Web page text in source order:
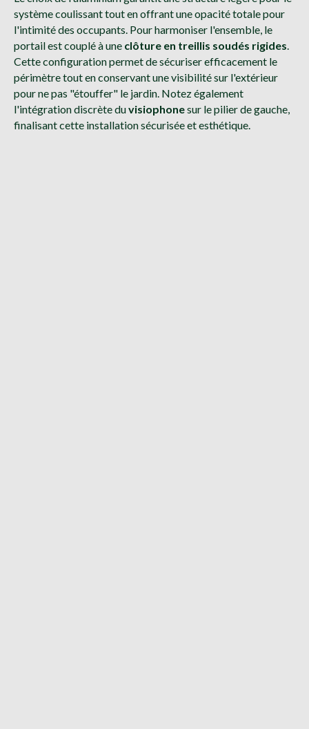
système coulissant tout en offrant une opacité totale pour
l'intimité des occupants. Pour harmoniser l'ensemble, le
portail est couplé à une clôture en treillis soudés rigides.
Cette configuration permet de sécuriser efficacement le
périmètre tout en conservant une visibilité sur l'extérieur
pour ne pas "étouffer" le jardin. Notez également
l'intégration discrète duvisiophonesur le pilier de gauche,
finalisant cette installation sécurisée et esthétique.